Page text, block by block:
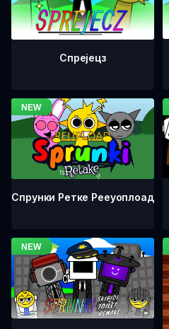
Спрејецз
Спрунки Ретке Рееуоплоад